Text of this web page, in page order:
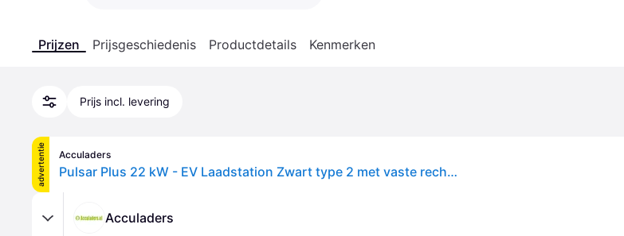
Prijzen Prijsgeschiedenis Productdetails Kenmerken
Prijs incl. levering
advertentie Acculaders
Pulsar Plus 22 kW - EV Laadstation Zwart type 2 met vaste rechte laadkabel
Acculaders